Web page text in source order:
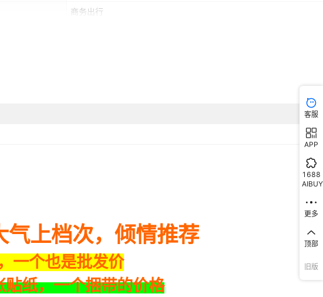
商务出行
客服
APP
1688
AIBUY
更多
顶部
旧版